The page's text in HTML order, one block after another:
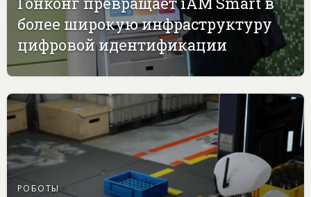
более широкую инфраструктуру
цифровой идентификации
РОБОТЫ